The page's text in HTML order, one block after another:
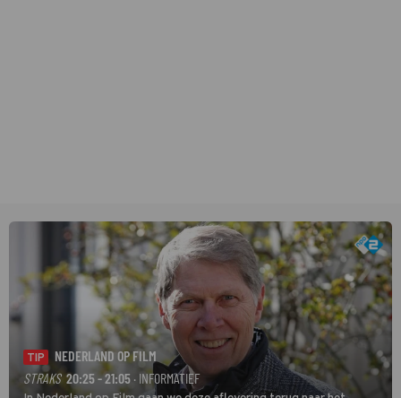
TIP
NEDERLAND OP FILM
STRAKS 20:25 - 21:05 · INFORMATIEF